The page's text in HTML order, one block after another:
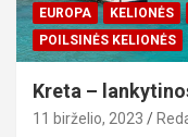
EUROPA KELIONĖS
POILSINĖS KELIONĖS
Kreta –
11 birželio, 2023